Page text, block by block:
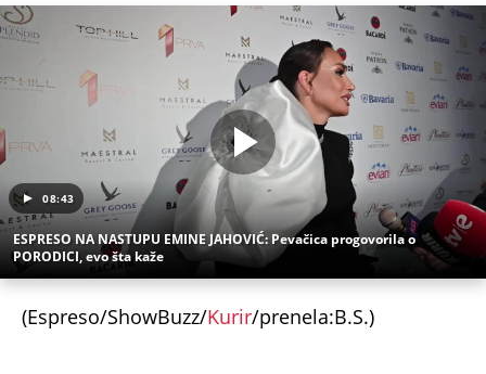
08:43
ESPRESO NA NASTUPU EMINE JAHOVIĆ: Pevačica progovorila o
PORODICI, evo šta kaže
(Espreso/ShowBuzz/Kurir/prenela:B.S.)